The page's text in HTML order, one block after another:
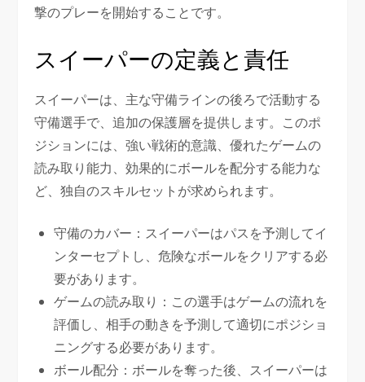
撃のプレーを開始することです。
スイーパーの定義と責任
スイーパーは、主な守備ラインの後ろで活動する
守備選手で、追加の保護層を提供します。このポ
ジションには、強い戦術的意識、優れたゲームの
読み取り能力、効果的にボールを配分する能力な
ど、独自のスキルセットが求められます。
守備のカバー：スイーパーはパスを予測してイ
ンターセプトし、危険なボールをクリアする必
要があります。
ゲームの読み取り：この選手はゲームの流れを
評価し、相手の動きを予測して適切にポジショ
ニングする必要があります。
ボール配分：ボールを奪った後、スイーパーは